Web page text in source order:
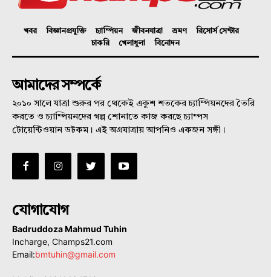
খবর বিজ্ঞানপ্রযুক্তি চ্যাম্পিয়ন জীবনযাত্রা ভ্রমণ
রিসোর্স সেন্টার
চাকরি
খেলাধুলা বিনোদন
আমাদের সম্পর্কে
২০১০ সালে যাত্রা শুরুর পর থেকেই একুশ শতকের চ্যাম্পিয়নদের তৈরি
করতে ও চ্যাম্পিয়নদের গল্প শোনাতে কাজ করছে চ্যাম্পস
টোয়েন্টিওয়ান ডটকম। এই অগ্রযাত্রায় আপনিও একজন সঙ্গী।
যোগাযোগ
Badruddoza Mahmud Tuhin
Incharge, Champs21.com
Email:bmtuhin@gmail.com